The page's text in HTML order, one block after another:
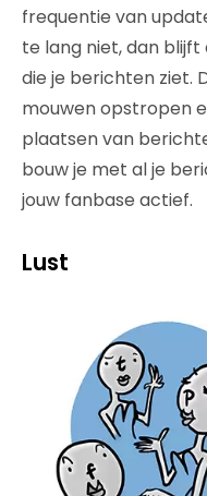
frequentie van
te lang niet, dan
die je berichten ziet.
mouwen opstropen
plaatsen van
bouw je met al je
jouw fanbase actief.
Lust